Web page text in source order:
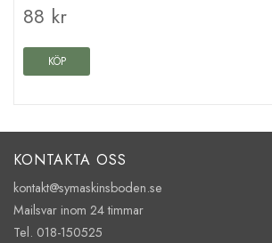
88 kr
KÖP
KONTAKTA OSS
kontakt@symaskinsboden.se
Mailsvar inom 24 timmar
Tel. 018-150525